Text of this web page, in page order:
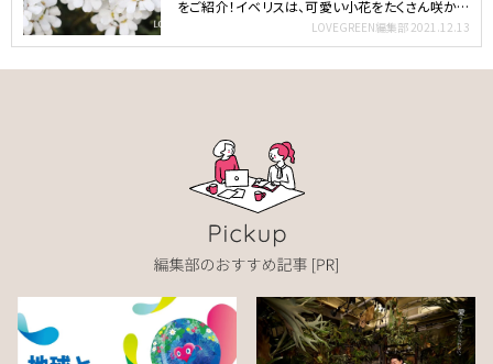
をご紹介！イベリスは、可愛い小花をたくさん咲かせ
LOVEGREEN編集部 2021.12.13